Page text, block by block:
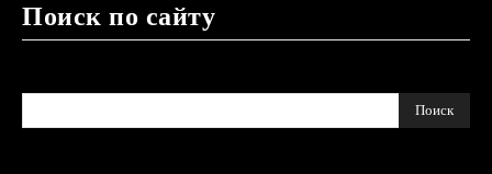
Поиск по сайту
Поиск